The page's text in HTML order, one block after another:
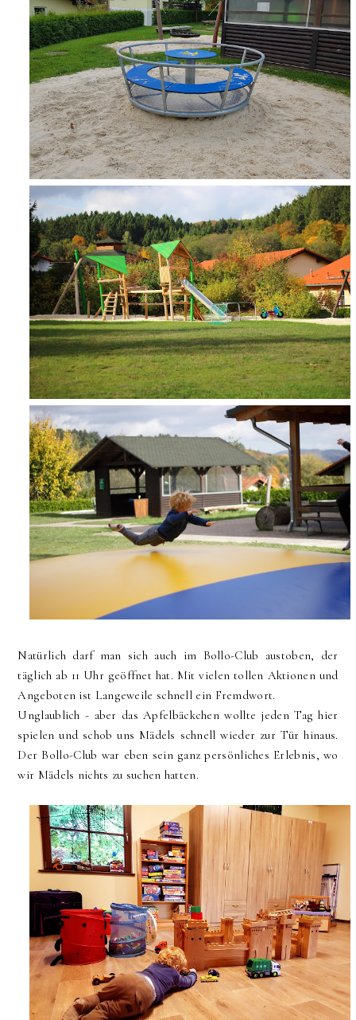
Natürlich darf man sich auch im Bollo-Club austoben, der
täglich ab 11 Uhr geöffnet hat. Mit vielen tollen Aktionen und
Angeboten ist Langeweile schnell ein Fremdwort.
Unglaublich - aber das Apfelbäckchen wollte jeden Tag hier
spielen und schob uns Mädels schnell wieder zur Tür hinaus.
Der Bollo-Club war eben sein ganz persönliches Erlebnis, wo
wir Mädels nichts zu suchen hatten.